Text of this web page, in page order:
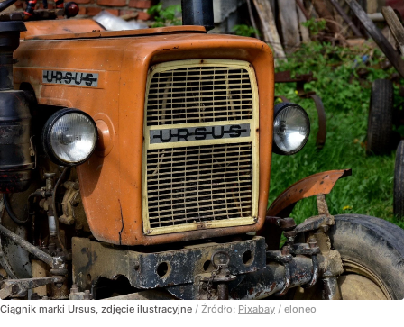
Ciągnik marki Ursus, zdjęcie ilustracyjne / Źródło: Pixabay / eloneo